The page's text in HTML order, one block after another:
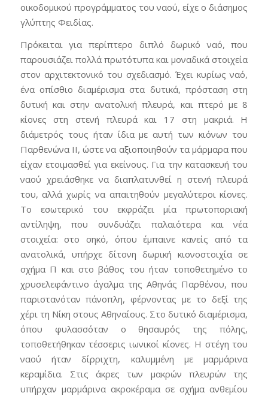
οικοδομικού προγράμματος του ναού, είχε ο διάσημος
γλύπτης Φειδίας.
Πρόκειται για περίπτερο διπλό δωρικό ναό, που
παρουσιάζει πολλά πρωτότυπα και μοναδικά στοιχεία
στον αρχιτεκτονικό του σχεδιασμό. Έχει κυρίως ναό,
ένα οπίσθιο διαμέρισμα στα δυτικά, πρόσταση στη
δυτική και στην ανατολική πλευρά, και πτερό με 8
κίονες στη στενή πλευρά και 17 στη μακριά. Η
διάμετρός τους ήταν ίδια με αυτή των κιόνων του
Παρθενώνα ΙΙ, ώστε να αξιοποιηθούν τα μάρμαρα που
είχαν ετοιμασθεί για εκείνους. Για την κατασκευή του
ναού χρειάσθηκε να διαπλατυνθεί η στενή πλευρά
του, αλλά χωρίς να απαιτηθούν μεγαλύτεροι κίονες.
Το εσωτερικό του εκφράζει μία πρωτοποριακή
αντίληψη, που συνδυάζει παλαιότερα και νέα
στοιχεία: στο σηκό, όπου έμπαινε κανείς από τα
ανατολικά, υπήρχε δίτονη δωρική κιονοστοιχία σε
σχήμα Π και στο βάθος του ήταν τοποθετημένο το
χρυσελεφάντινο άγαλμα της Αθηνάς Παρθένου, που
παριστανόταν πάνοπλη, φέρνοντας με το δεξί της
χέρι τη Νίκη στους Αθηναίους. Στο δυτικό διαμέρισμα,
όπου φυλασσόταν ο θησαυρός της πόλης,
τοποθετήθηκαν τέσσερις ιωνικοί κίονες. Η στέγη του
ναού ήταν δίρριχτη, καλυμμένη με μαρμάρινα
κεραμίδια. Στις άκρες των μακρών πλευρών της
υπήρχαν μαρμάρινα ακροκέραμα σε σχήμα ανθεμίου